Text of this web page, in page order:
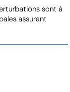
sont à
assurant